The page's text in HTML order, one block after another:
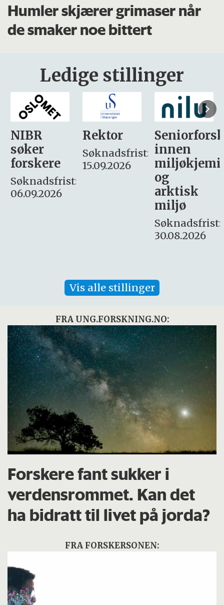
Humler skjærer grimaser når
de smaker noe bittert
Ledige stillinger
Rektor
Søknadsfrist:
15.09.2026
Seniorforsker
innen
miljøkjemi
søker
– fast
Søknadsfrist:
16. august.
Vis alle stillinger
FRA UNG.FORSKNING.NO:
Forskere fant sukker i
verdensrommet. Kan det
ha bidratt til livet på jorda?
FRA FORSKERSONEN: